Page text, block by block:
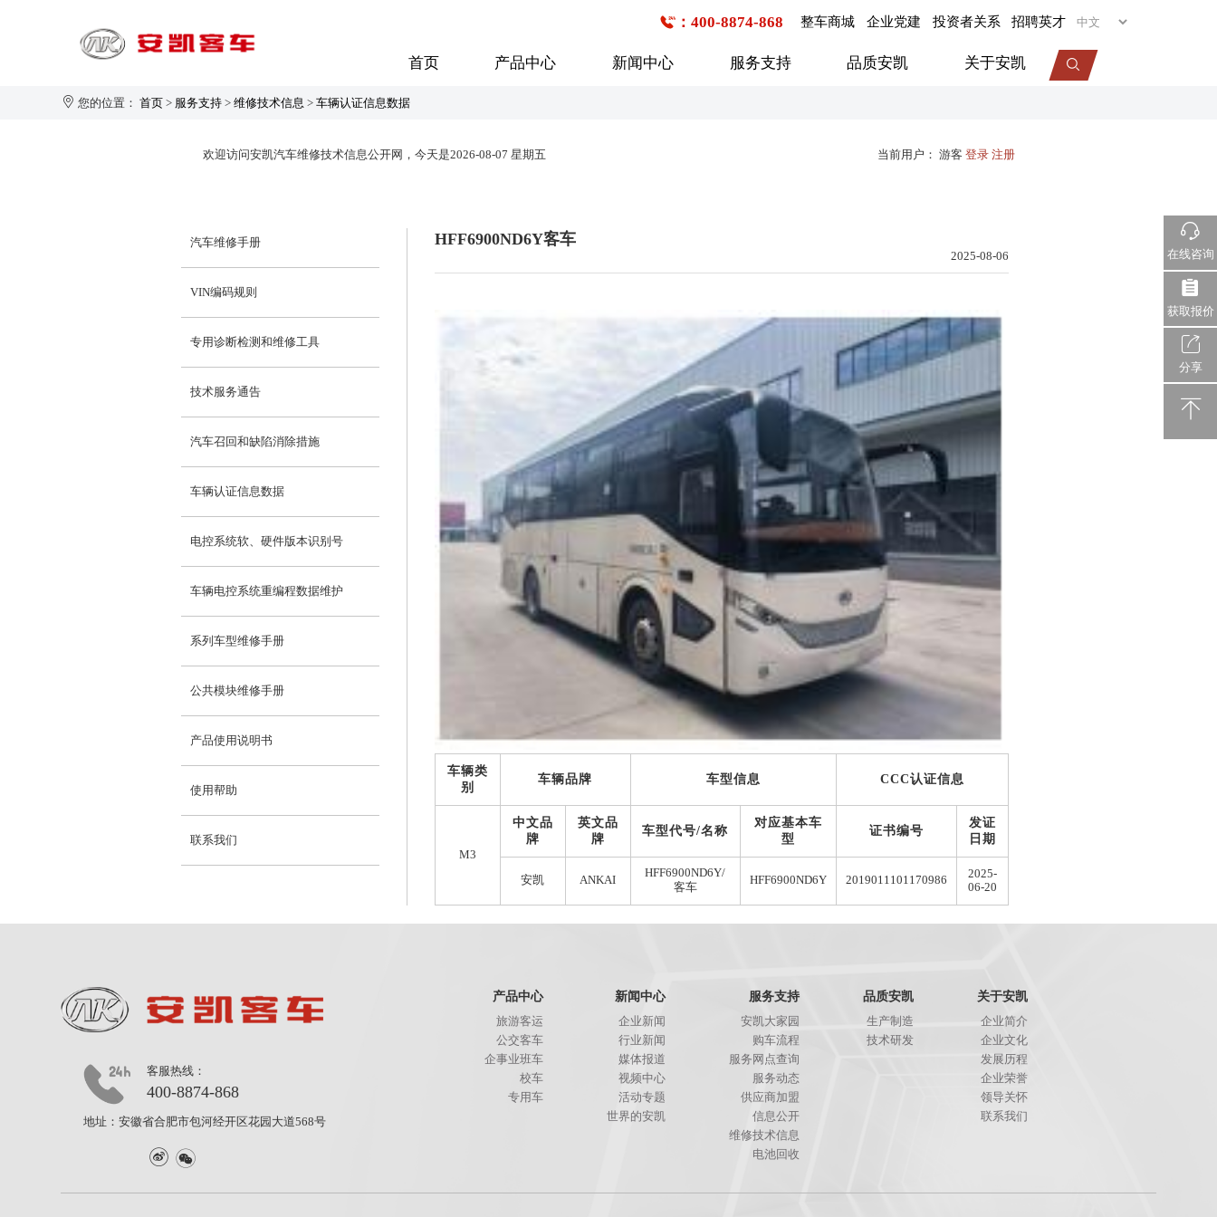
在线咨询
获取报价
分享
：400-8874-868 整车商城 企业党建 投资者关系 招聘英才
首页 产品中心
旅游客运
8-9米
9-10米
41-50座
41-50座
获取报价： 我要询价
新闻中心
企业新闻
活动专题
服务支持
安凯大家园
供应商加盟 维修技术信息
品质安凯
生产制造
关于安凯
企业简介
领导关怀
您的位置：首页 > 服务支持 >维修技术信息 >车辆认证信息数据
欢迎访问安凯汽车维修技术信息公开网，今天是2026-08-07 星期五 当前用户： 游客 登录 注册
汽车维修手册
VIN编码规则
专用诊断检测和维修工具
技术服务通告
汽车召回和缺陷消除措施
车辆认证信息数据
电控系统软、硬件版本识别号
车辆电控系统重编程数据维护
系列车型维修手册
公共模块维修手册
产品使用说明书
使用帮助
联系我们
HFF6900ND6Y客车
2025-08-06
车辆类
别
车辆品牌 车型信息 CCC认证信息
M3
中文品
牌
英文品
牌
车型代号/名称
对应基本车
型
证书编号
发证
日期
安凯 ANKAI
HFF6900ND6Y/
客车
HFF6900ND6Y 2019011101170986
2025-
06-20
客服热线：
400-8874-868
地址：安徽省合肥市包河经开区花园大道568号
产品中心
旅游客运
公交客车
企事业班车
校车
专用车
新闻中心
企业新闻
行业新闻
媒体报道
视频中心
活动专题
世界的安凯
服务支持
安凯大家园
购车流程
服务网点查询
服务动态
供应商加盟
信息公开
维修技术信息
电池回收
品质安凯
生产制造
技术研发
关于安凯
企业简介
企业文化
发展历程
企业荣誉
领导关怀
联系我们